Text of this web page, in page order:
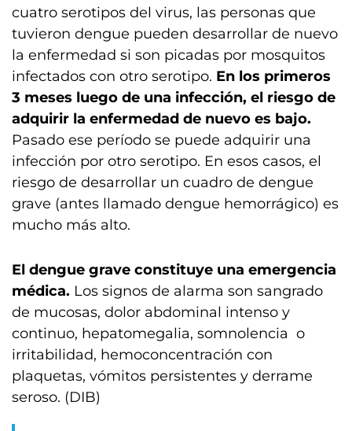
cuatro serotipos del virus, las personas que
tuvieron dengue pueden desarrollar de nuevo
la enfermedad si son picadas por mosquitos
infectados con otro serotipo. En los primeros
3 meses luego de una infección, el riesgo de
adquirir la enfermedad de nuevo es bajo.
Pasado ese período se puede adquirir una
infección por otro serotipo. En esos casos, el
riesgo de desarrollar un cuadro de dengue
grave (antes llamado dengue hemorrágico) es
mucho más alto.
El dengue grave constituye una emergencia
médica. Los signos de alarma son sangrado
de mucosas, dolor abdominal intenso y
continuo, hepatomegalia, somnolencia o
irritabilidad, hemoconcentración con
plaquetas, vómitos persistentes y derrame
seroso. (DIB)